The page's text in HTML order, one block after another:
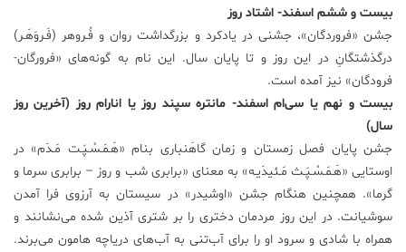
بیست و ششم اسفند- اشتاد روز
جشن «فروردگان»، جشنی در یاد‌کرد و بزرگداشت روان و فُـروهر (فَـروَهَـر)
درگذشتگانِ در این روز و تا پایان سال. این نام به گونه‌های «فرورگان-
فرودگان» نیز آمده است.
بیست و نهم یا سی‌ام اسفند- مانتره سپند روز یا انارام روز (آخرین روز
سال)
جشن پایان فصل زمستان و زمان گاهَنباری بنام «هَـمَـسْـپَـت مَـدَم» در
اوستایی «هَـمَـسْـپَـث مَـئیدَیـه» به معنای «برابری شب و روز – برابری سرما و
گرما». همچنین هنگام جشن «اوشیدر» در سیستان به آرزوی فرا آمدن
سوشیانت. در این روز مردمان دختری را بر شتری آذین شده می‌نشانند و
همراه با شادی و سرود او را برای آب‌تنی به آب‌های دریاچه هامون می‌برند.